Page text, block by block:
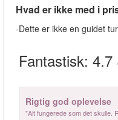
Hvad er ikke med i
-Dette er ikke en guidet tur
Fantastisk: 4.7
Rigtig god oplevelse
"Alt fungerede som det skulle.